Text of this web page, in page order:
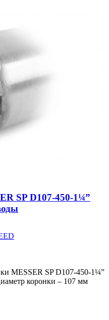
SP D107-450-1¼”
MESSER SP D107-450-1¼”
коронки – 107 мм